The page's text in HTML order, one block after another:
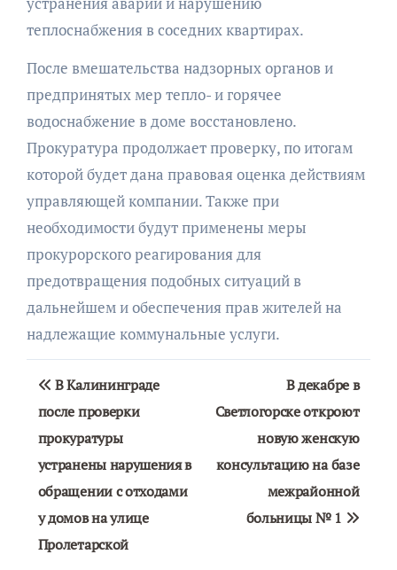
теплоснабжения в соседних квартирах.
После вмешательства надзорных органов и
предпринятых мер тепло- и горячее
водоснабжение в доме восстановлено.
Прокуратура продолжает проверку, по итогам
которой будет дана правовая оценка действиям
управляющей компании. Также при
необходимости будут применены меры
прокурорского реагирования для
предотвращения подобных ситуаций в
дальнейшем и обеспечения прав жителей на
надлежащие коммунальные услуги.
Навигация
по
записям
В Калининграде
после проверки
прокуратуры
устранены нарушения в
обращении с отходами
у домов на улице
Пролетарской
В декабре в
Светлогорске откроют
новую женскую
консультацию на базе
межрайонной
больницы № 1